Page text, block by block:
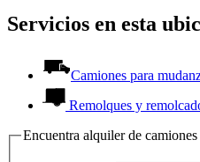
Servicios en esta
Camiones para
Remolques y
Encuentra alquiler de